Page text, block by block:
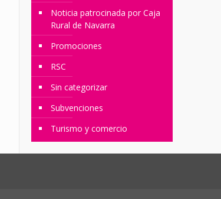
Noticia patrocinada por Caja
Rural de Navarra
Promociones
RSC
Sin categorizar
Subvenciones
Turismo y comercio